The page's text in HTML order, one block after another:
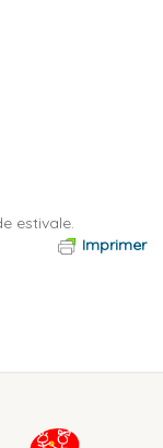
estivale.
Imprimer